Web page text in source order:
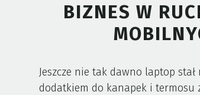
BIZNES W
Jeszcze nie tak dawno laptop
dodatkiem do kanapek i termosu